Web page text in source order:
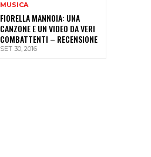
MUSICA
FIORELLA MANNOIA: UNA
CANZONE E UN VIDEO DA VERI
COMBATTENTI – RECENSIONE
SET 30, 2016